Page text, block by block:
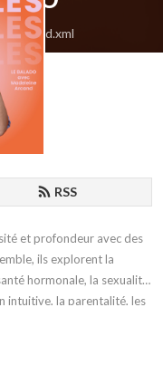
feed.xml
RSS
et profondeur avec des
ils explorent la
hormonale, la sexualité
intuitive, la parentalité, les